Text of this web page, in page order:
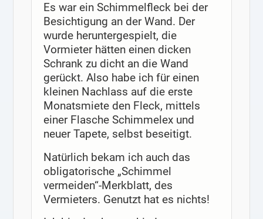
Es war ein Schimmelfleck bei der
Besichtigung an der Wand. Der
wurde heruntergespielt, die
Vormieter hätten einen dicken
Schrank zu dicht an die Wand
gerückt. Also habe ich für einen
kleinen Nachlass auf die erste
Monatsmiete den Fleck, mittels
einer Flasche Schimmelex und
neuer Tapete, selbst beseitigt.
Natürlich bekam ich auch das
obligatorische „Schimmel
vermeiden“-Merkblatt, des
Vermieters. Genutzt hat es nichts!